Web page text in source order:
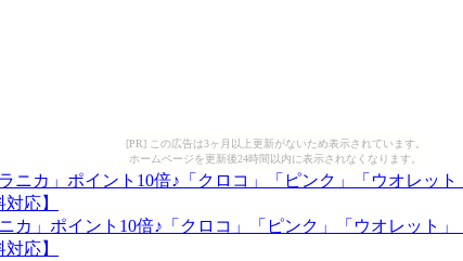
[PR] この広告は3ヶ月以上更新がないため表示されています。
ホームページを更新後24時間以内に表示されなくなります。
」ポイント10倍♪「クロコ」「ピンク」「ウオレット
応】